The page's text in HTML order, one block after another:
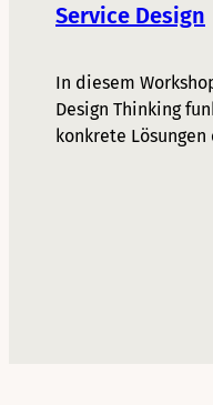
Service Design
In diesem
Design Thinking
konkrete